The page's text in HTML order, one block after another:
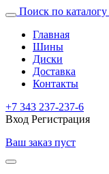
Поиск по каталогу
Главная
Шины
Диски
Доставка
Контакты
+7 343 237-237-6
Вход Регистрация
Ваш заказ пуст